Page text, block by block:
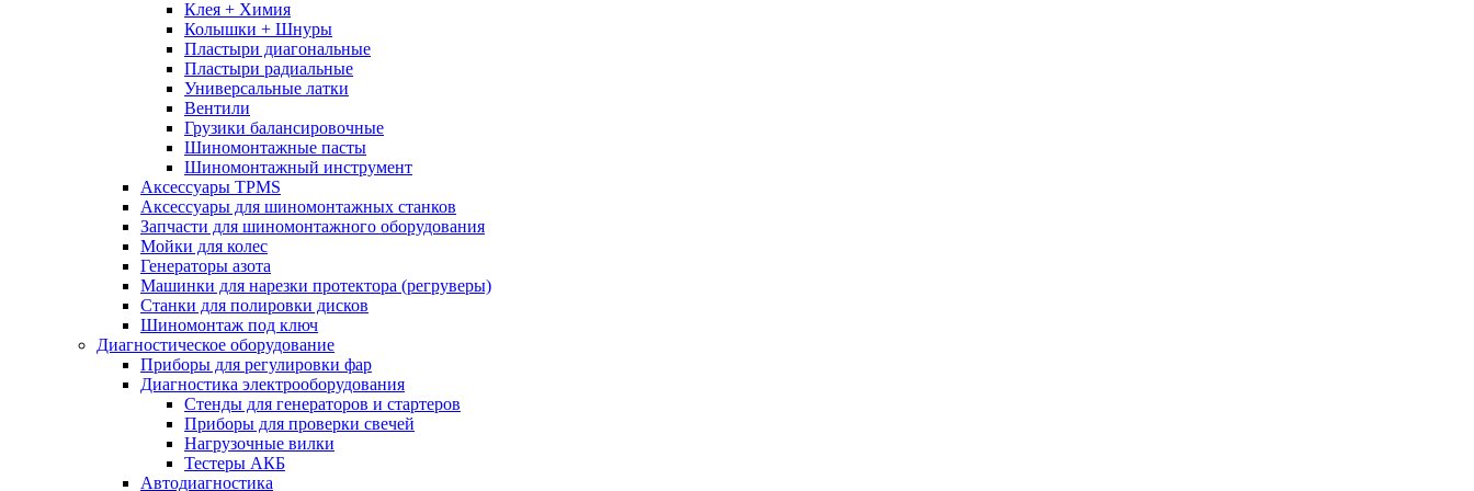
Клея + Химия
Колышки + Шнуры
Пластыри диагональные
Пластыри радиальные
Универсальные латки
Вентили
Грузики балансировочные
Шиномонтажные пасты
Шиномонтажный инструмент
Аксессуары TPMS
Аксессуары для шиномонтажных станков
Запчасти для шиномонтажного оборудования
Мойки для колес
Генераторы азота
Машинки для нарезки протектора (регруверы)
Станки для полировки дисков
Шиномонтаж под ключ
Диагностическое оборудование
Приборы для регулировки фар
Диагностика электрооборудования
Стенды для генераторов и стартеров
Приборы для проверки свечей
Нагрузочные вилки
Тестеры АКБ
Автодиагностика